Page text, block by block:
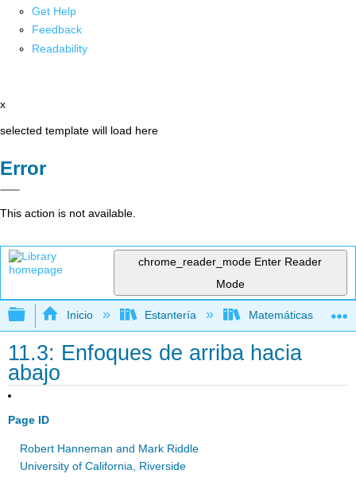
Get Help
Feedback
Readability
x
selected template will load here
Error
This action is not available.
chrome_reader_mode Enter Reader
Mode
Expandir/contraer jerarquía global
Inicio Estantería Matemáticas
11.3: Enfoques de arriba hacia
abajo
Page ID
Robert Hanneman and Mark Riddle
University of California, Riverside